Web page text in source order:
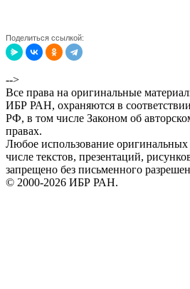
Поделиться ссылкой:
-->
Все права на оригинальные
ИБР РАН, охраняются в соответствии
РФ, в том числе Законом об
правах.
Любое использование оригинальных
числе текстов, презентаций,
запрещено без письменного
© 2000-2026 ИБР РАН.